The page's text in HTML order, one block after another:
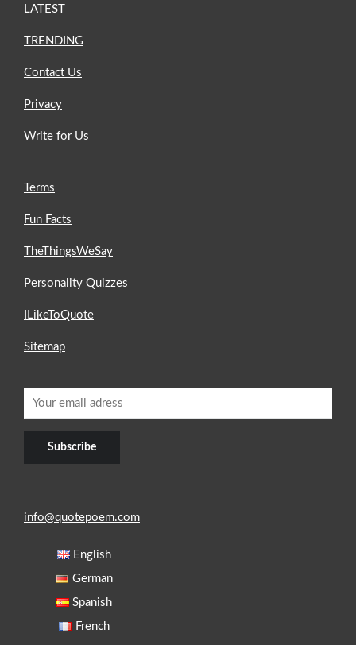
LATEST
TRENDING
Contact Us
Privacy
Write for Us
Terms
Fun Facts
TheThingsWeSay
Personality Quizzes
ILikeToQuote
Sitemap
info@quotepoem.com
English
German
Spanish
French